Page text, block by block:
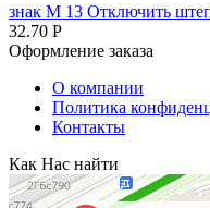
знак М 13 Отключить
32.70 Р
Оформление заказа
О компании
Политика
Контакты
Как Нас найти